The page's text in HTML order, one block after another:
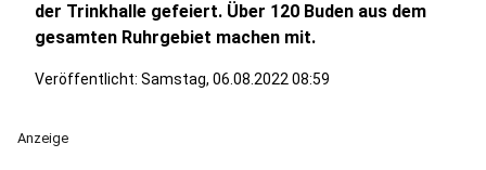
der Trinkhalle gefeiert. Über 120 Buden aus dem
gesamten Ruhrgebiet machen mit.
Veröffentlicht: Samstag, 06.08.2022 08:59
Anzeige